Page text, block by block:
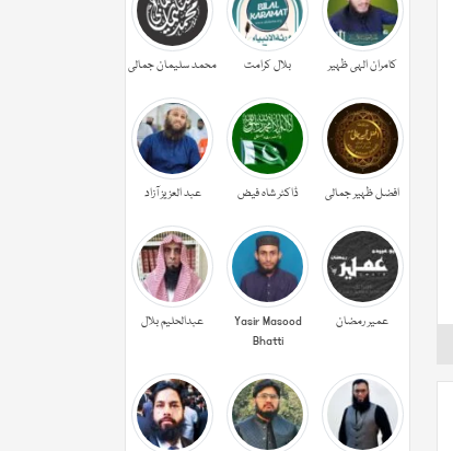
کامران الہی ظہیر بلال کرامت محمد سلیمان جمالی
افضل ظہیر جمالی ڈاکٹر شاہ فیض عبد العزیز آزاد
عمیر رمضان
Yasir Masood
Bhatti
عبدالحليم بلال